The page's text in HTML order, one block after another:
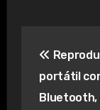
deportátil
Bluetooth,